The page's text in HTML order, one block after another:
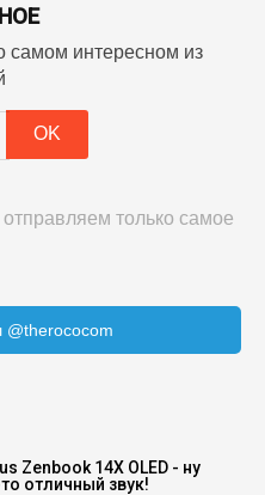
самом интересном из
только самое
@therococom
Zenbook 14X OLED - ну
отличный звук!